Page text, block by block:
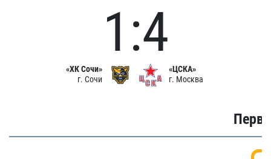
«ХК Сочи»
г. Сочи
1:4
«ЦСКА»
г. Москва